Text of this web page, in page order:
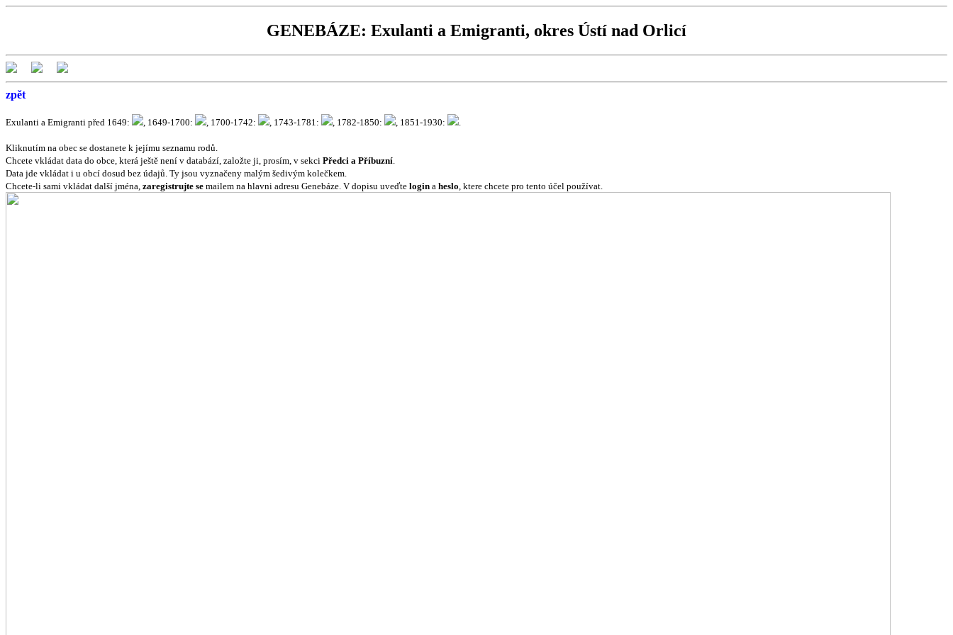
GENEBÁZE: Exulanti a Emigranti, okres Ústí nad Orlicí
zpět
Exulanti a Emigranti před 1649: , 1649-1700: , 1700-1742: , 1743-1781: , 1782-1850: , 1851-1930:
Kliknutím na obec se dostanete k jejímu seznamu rodů.
Chcete vkládat data do obce, která ještě není v databází, založte ji, prosím, v sekci Předci a Příbuzní
Data jde vkládat i u obcí dosud bez údajů. Ty jsou vyznačeny malým šedivým kolečkem.
Chcete-li sami vkládat další jména, zaregistrujte se mailem na hlavni adresu Genebáze. V dopisu uveďte login a heslo , ktere chcete pro tento účel používat.